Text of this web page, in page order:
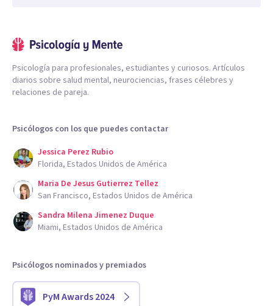
Psicología para profesionales, estudiantes y curiosos. Artículos
diarios sobre salud mental, neurociencias, frases célebres y
relaciones de pareja.
Psicólogos con los que puedes contactar
Jessica Perez Rubio
Florida, Estados Unidos de América
Maria De Jesus Gutierrez Tellez
San Francisco, Estados Unidos de América
Sandra Milena Jimenez Duque
Miami, Estados Unidos de América
Psicólogos nominados y premiados
PyM Awards 2024